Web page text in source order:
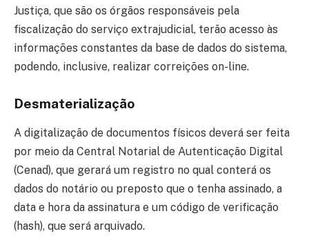
Justiça, que são os órgãos responsáveis pela
fiscalização do serviço extrajudicial, terão acesso às
informações constantes da base de dados do sistema,
podendo, inclusive, realizar correições on-line.
Desmaterialização
A digitalização de documentos físicos deverá ser feita
por meio da Central Notarial de Autenticação Digital
(Cenad), que gerará um registro no qual conterá os
dados do notário ou preposto que o tenha assinado, a
data e hora da assinatura e um código de verificação
(hash), que será arquivado.